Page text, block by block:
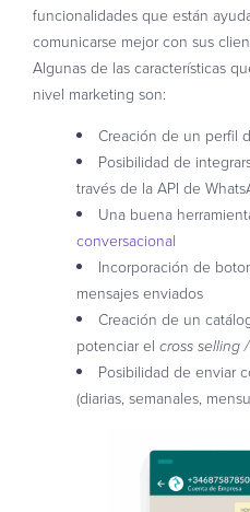
funcionalidades que están
comunicarse mejor con sus
Algunas de las características
nivel marketing son:
Creación de un perfil
Posibilidad de
través de la API de
Una buena
conversacional
Incorporación de
mensajes enviados
Creación de un
potenciar el cross selling
Posibilidad de enviar
(diarias, semanales,